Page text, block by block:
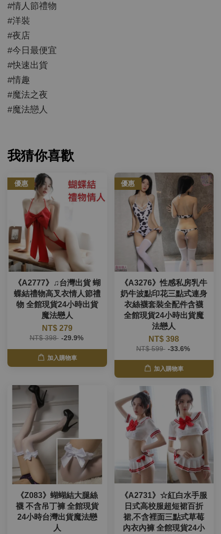
#情人節禮物
#洋裝
#夜店
#今日最便宜
#快速出貨
#情趣
#魔法之夜
#魔法戀人
我猜你喜歡
優惠
《A2777》♫台灣出貨 蝴
蝶結禮物高叉衣情人節禮
物 全館現貨24小時出貨
魔法戀人
NT$ 279
NT$ 398 -29.9%
加入購物車
優惠
《A3276》性感私房乳牛
奶牛波點印花三點式連身
衣絲襪套裝全配件含襪
全館現貨24小時出貨魔
法戀人
NT$ 398
NT$ 599 -33.6%
加入購物車
《Z083》蝴蝴結大腿絲
襪 不含吊丁褲 全館現貨
24小時台灣出貨魔法戀
人
《A2731》☆紅白水手服
日式高校服超短裙百折
裙,不含裡面三點式草莓
內衣內褲 全館現貨24小